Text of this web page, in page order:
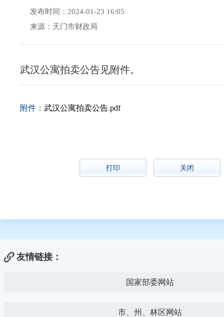
发布时间：2024-01-23 16:05
来源：天门市财政局
武汉公寓拍卖公告见附件。
附件： 武汉公寓拍卖公告.pdf
打印 关闭
友情链接：
国家部委网站
市、州、林区网站